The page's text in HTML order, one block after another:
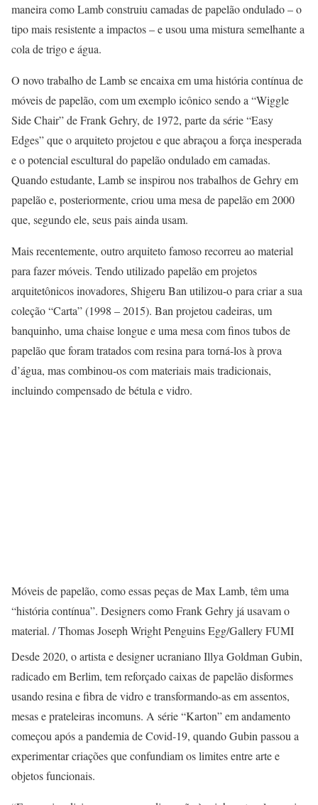
maneira como Lamb construiu camadas de papelão ondulado – o
tipo mais resistente a impactos – e usou uma mistura semelhante a
cola de trigo e água.
O novo trabalho de Lamb se encaixa em uma história contínua de
móveis de papelão, com um exemplo icônico sendo a “Wiggle
Side Chair” de Frank Gehry, de 1972, parte da série “Easy
Edges” que o arquiteto projetou e que abraçou a força inesperada
e o potencial escultural do papelão ondulado em camadas.
Quando estudante, Lamb se inspirou nos trabalhos de Gehry em
papelão e, posteriormente, criou uma mesa de papelão em 2000
que, segundo ele, seus pais ainda usam.
Mais recentemente, outro arquiteto famoso recorreu ao material
para fazer móveis. Tendo utilizado papelão em projetos
arquitetônicos inovadores, Shigeru Ban utilizou-o para criar a sua
coleção “Carta” (1998 – 2015). Ban projetou cadeiras, um
banquinho, uma chaise longue e uma mesa com finos tubos de
papelão que foram tratados com resina para torná-los à prova
d’água, mas combinou-os com materiais mais tradicionais,
incluindo compensado de bétula e vidro.
Móveis de papelão, como essas peças de Max Lamb, têm uma
“história contínua”. Designers como Frank Gehry já usavam o
material. / Thomas Joseph Wright Penguins Egg/Gallery FUMI
Desde 2020, o artista e designer ucraniano Illya Goldman Gubin,
radicado em Berlim, tem reforçado caixas de papelão disformes
usando resina e fibra de vidro e transformando-as em assentos,
mesas e prateleiras incomuns. A série “Karton” em andamento
começou após a pandemia de Covid-19, quando Gubin passou a
experimentar criações que confundiam os limites entre arte e
objetos funcionais.